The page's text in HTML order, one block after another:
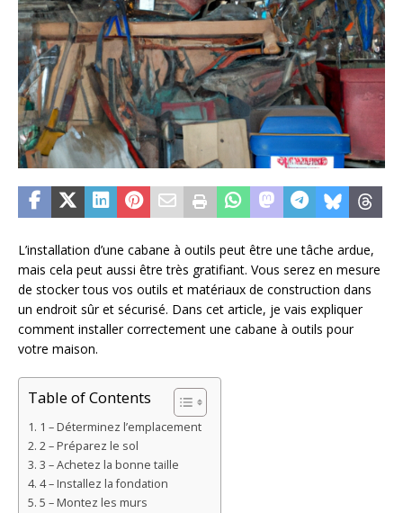
L’installation d’une cabane à outils peut être une tâche ardue,
mais cela peut aussi être très gratifiant. Vous serez en mesure
de stocker tous vos outils et matériaux de construction dans
un endroit sûr et sécurisé. Dans cet article, je vais expliquer
comment installer correctement une cabane à outils pour
votre maison.
Table of Contents
1 – Déterminez l’emplacement
2 – Préparez le sol
3 – Achetez la bonne taille
4 – Installez la fondation
5 – Montez les murs